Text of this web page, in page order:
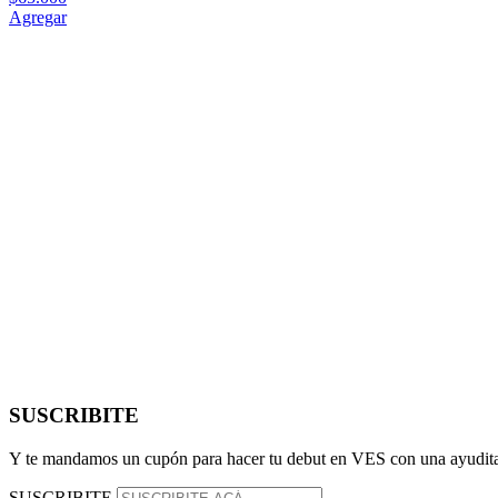
Agregar
SUSCRIBITE
Y te mandamos un cupón para hacer tu debut en VES con una